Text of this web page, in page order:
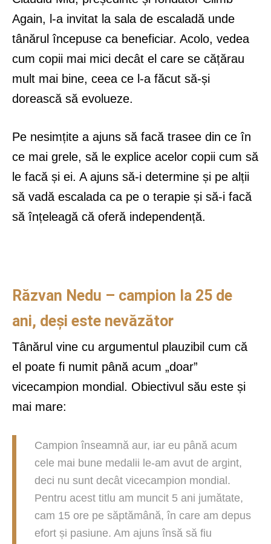
Again, l-a invitat la sala de escaladă unde
tânărul începuse ca beneficiar. Acolo, vedea
cum copii mai mici decât el care se cățărau
mult mai bine, ceea ce l-a făcut să-și
dorească să evolueze.
Pe nesimțite a ajuns să facă trasee din ce în
ce mai grele, să le explice acelor copii cum să
le facă și ei. A ajuns să-i determine și pe alții
să vadă escalada ca pe o terapie și să-i facă
să înțeleagă că oferă independență.
Răzvan Nedu – campion la 25 de
ani, deși este nevăzător
Tânărul vine cu argumentul plauzibil cum că
el poate fi numit până acum „doar”
vicecampion mondial. Obiectivul său este și
mai mare:
Campion înseamnă aur, iar eu până acum
cele mai bune medalii le-am avut de argint,
deci nu sunt decât vicecampion mondial.
Pentru acest titlu am muncit 5 ani jumătate,
cam 15 ore pe săptămână, în care am depus
efort și pasiune. Am ajuns însă să fiu